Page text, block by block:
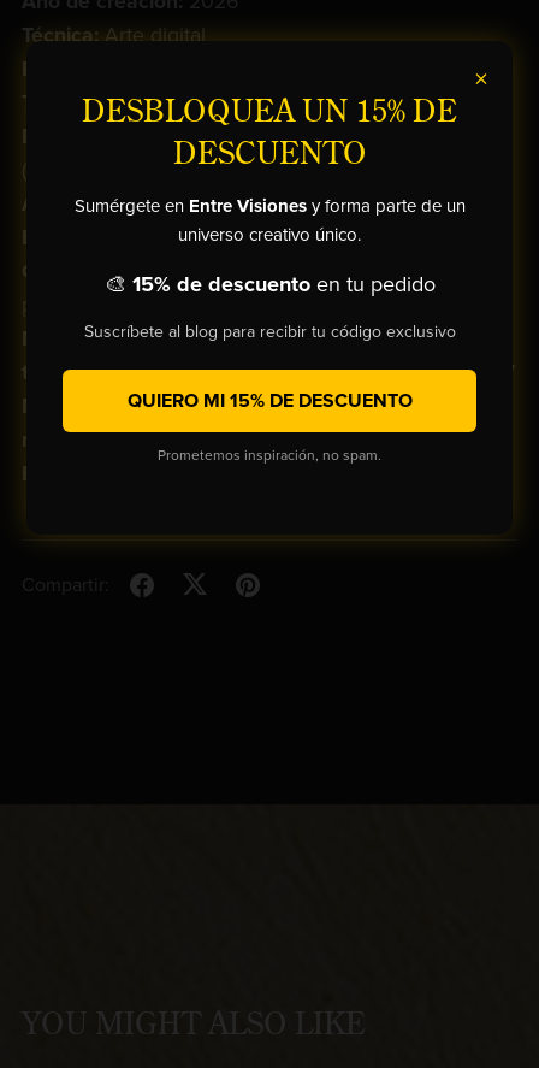
×
DESBLOQUEA UN 15% DE
DESCUENTO
Sumérgete en Entre Visionesy forma parte de un
universo creativo único.
🎨 15% de descuentoen tu pedido
Suscríbete al blog para recibir tu código exclusivo
QUIERO MI 15% DE DESCUENTO
Prometemos inspiración, no spam.
Técnica:Arte digital
Estilo: Glitch Art
Tamaño: 40 × 60 × 2 cm
Lienzo sin marco,borde volteado
Artista: Pedro Lara Romero |LaraVisionsArts
Obra Única
Certificación: Certificado de autenticidad, firmada
en el reverso
Materiales:Impresa enlienzo de alta calidad con
tintas HP sin disolventes, resistentes a los rayos UV
Lienzoestirado a manosobrebastidor
robusto de madera de pino
Compartir:
YOU MIGHT ALSO LIKE